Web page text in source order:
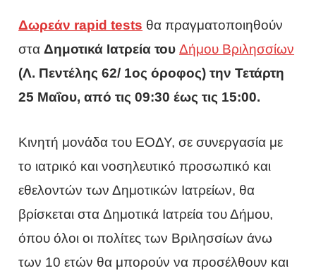
Δωρεάν rapid tests θα πραγματοποιηθούν
σταΔημοτικά Ιατρεία τουΔήμου Βριλησσίων
(Λ. Πεντέλης 62/ 1ος όροφος) την Τετάρτη
25 Μαΐου, από τις 09:30 έως τις 15:00.
Κινητή μονάδα του ΕΟΔΥ, σε συνεργασία με
το ιατρικό και νοσηλευτικό προσωπικό και
εθελοντών των Δημοτικών Ιατρείων, θα
βρίσκεται στα Δημοτικά Ιατρεία του Δήμου,
όπου όλοι οι πολίτες των Βριλησσίων άνω
των 10 ετών θα μπορούν να προσέλθουν και